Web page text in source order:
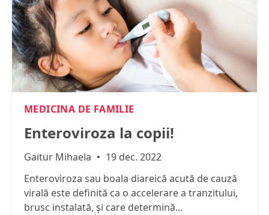
MEDICINA DE FAMILIE
Enteroviroza la copii!
Gaitur Mihaela
19 dec. 2022
Enteroviroza sau boala diareică acută de cauză
virală este definită ca o accelerare a tranzitului,
brusc instalată, și care determină...